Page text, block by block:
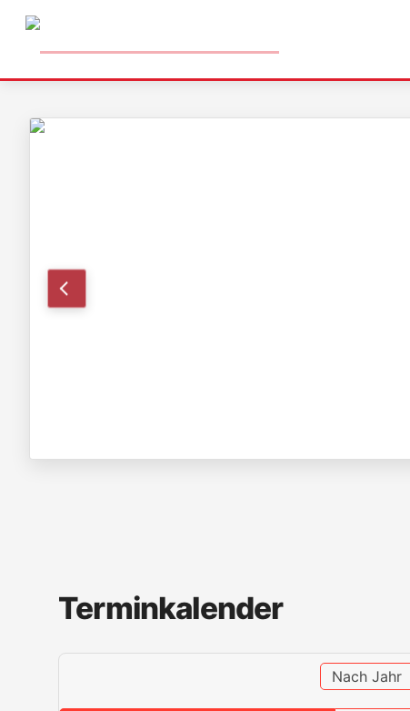
Terminkalender
Nach Jahr